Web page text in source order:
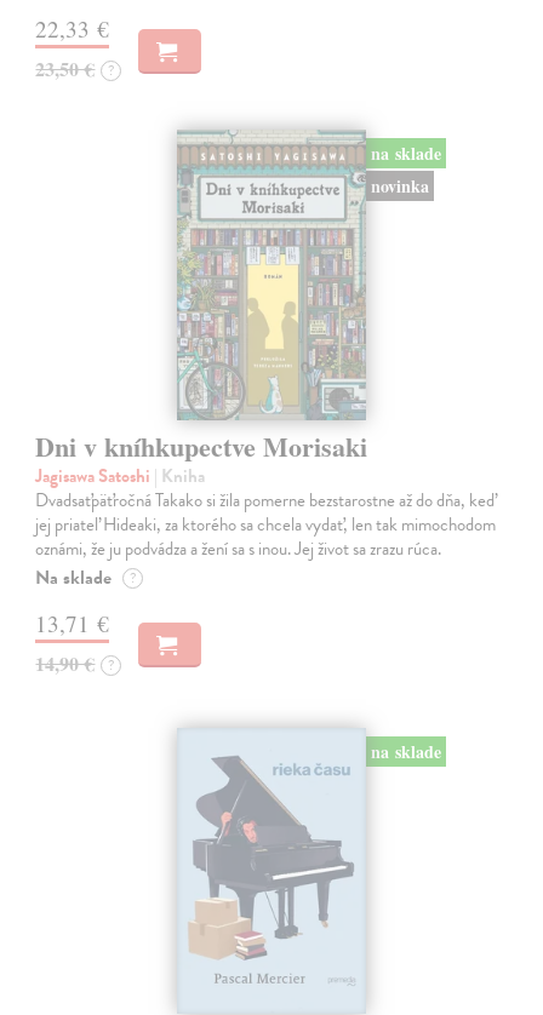
22,33 €
23,50 € ?
na sklade
novinka
Dni v kníhkupectve Morisaki
Jagisawa Satoshi | Kniha
Dvadsaťpäťročná Takako si žila pomerne bezstarostne až do dňa, keď
jej priateľ Hideaki, za ktorého sa chcela vydať, len tak mimochodom
oznámi, že ju podvádza a žení sa s inou. Jej život sa zrazu rúca.
Na sklade ?
13,71 €
14,90 € ?
na sklade